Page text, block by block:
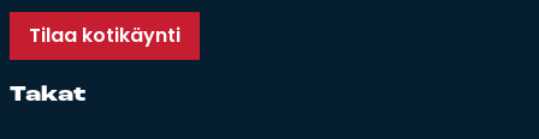
Tilaa kotikäynti
Ta­kat